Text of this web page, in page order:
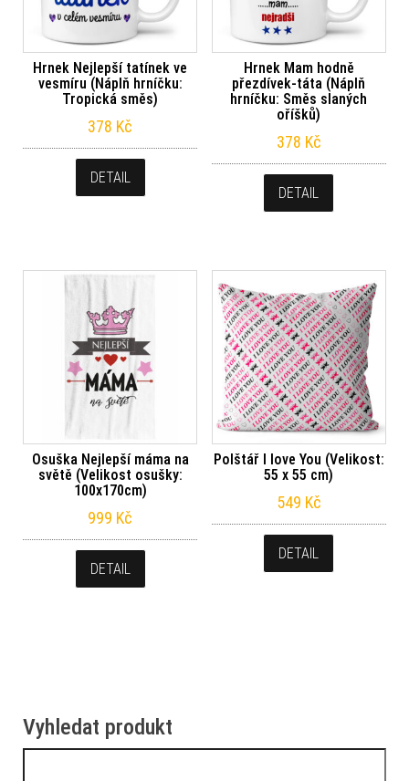
Hrnek Nejlepší tatínek ve
vesmíru (Náplň hrníčku:
Tropická směs)
378 Kč
DETAIL
Hrnek Mam hodně
přezdívek-táta (Náplň
hrníčku: Směs slaných
oříšků)
378 Kč
DETAIL
Osuška Nejlepší máma na
světě (Velikost osušky:
100x170cm)
999 Kč
DETAIL
Polštář I love You (Velikost:
55 x 55 cm)
549 Kč
DETAIL
Vyhledat produkt